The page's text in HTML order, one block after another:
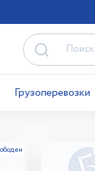
Грузоперевозки